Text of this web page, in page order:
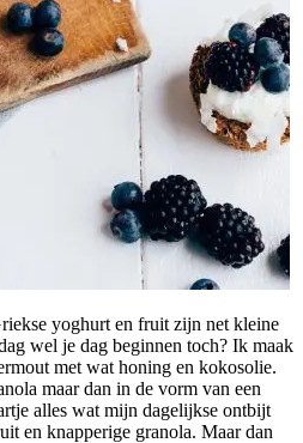
yoghurt en fruit zijn net kleine
wel je dag beginnen toch? Ik maak
met wat honing en kokosolie.
maar dan in de vorm van een
alles wat mijn dagelijkse ontbijt
en knapperige granola. Maar dan